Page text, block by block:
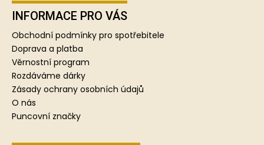
INFORMACE PRO VÁS
Obchodní podmínky pro spotřebitele
Doprava a platba
Věrnostní program
Rozdáváme dárky
Zásady ochrany osobních údajů
O nás
Puncovní značky